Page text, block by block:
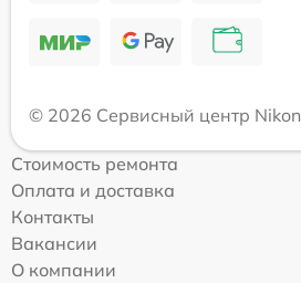
© 2026 Сервисный центр Nikon
Стоимость ремонта
Оплата и доставка
Контакты
Вакансии
О компании